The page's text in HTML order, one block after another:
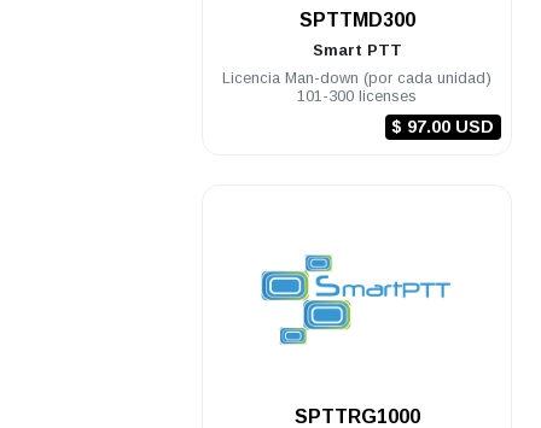
SPTTMD300
Smart PTT
Licencia Man-down (por cada unidad)
101-300 licenses
$ 97.00 USD
SPTTRG1000